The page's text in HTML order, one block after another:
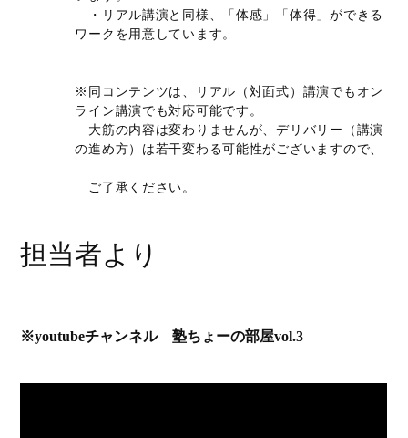
・リアル講演と同様、「体感」「体得」ができる
ワークを用意しています。
※同コンテンツは、リアル（対面式）講演でもオン
ライン講演でも対応可能です。
大筋の内容は変わりませんが、デリバリー（講演
の進め方）は若干変わる可能性がございますので、
ご了承ください。
担当者より
※youtubeチャンネル　塾ちょーの部屋vol.3